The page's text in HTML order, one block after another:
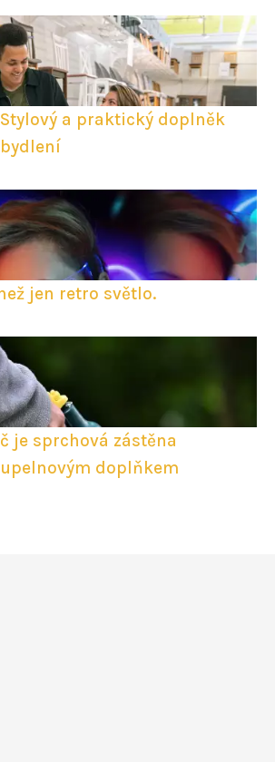
Stylový a praktický doplněk
jen retro světlo.
je sprchová zástěna
doplňkem